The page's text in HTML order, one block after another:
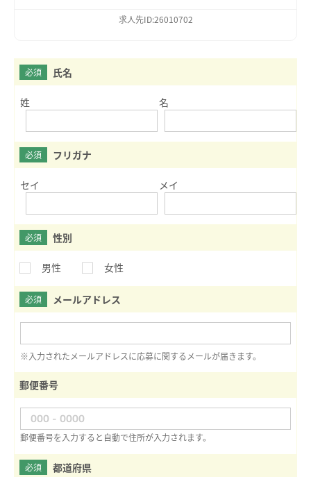
求人先ID:26010702
必須 氏名
姓 名
必須 フリガナ
セイ メイ
必須 性別
男性 女性
必須 メールアドレス
※入力されたメールアドレスに応募に関するメールが届きます。
郵便番号
郵便番号を入力すると自動で住所が入力されます。
必須 都道府県